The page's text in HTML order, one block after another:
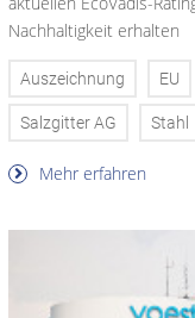
Nachhaltigkeit erhalten
Auszeichnung EU
Salzgitter AG Stahl
Mehr erfahren